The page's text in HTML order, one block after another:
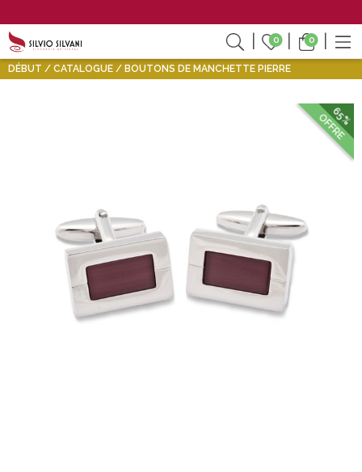
0 0
DÉBUT CATALOGUE BOUTONS DE MANCHETTE PIERRE
65%
OFFRE